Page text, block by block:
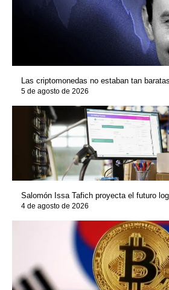
Las criptomonedas no estaban tan
5 de agosto de 2026
Salomón Issa Tafich proyecta el futuro
4 de agosto de 2026